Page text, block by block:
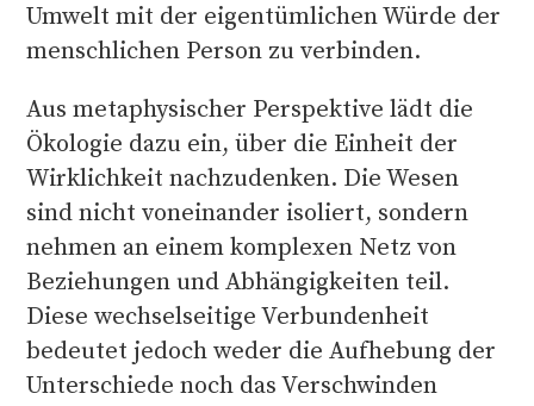
Umwelt mit der eigentümlichen Würde der
menschlichen Person zu verbinden.
Aus metaphysischer Perspektive lädt die
Ökologie dazu ein, über die Einheit der
Wirklichkeit nachzudenken. Die Wesen
sind nicht voneinander isoliert, sondern
nehmen an einem komplexen Netz von
Beziehungen und Abhängigkeiten teil.
Diese wechselseitige Verbundenheit
bedeutet jedoch weder die Aufhebung der
Unterschiede noch das Verschwinden